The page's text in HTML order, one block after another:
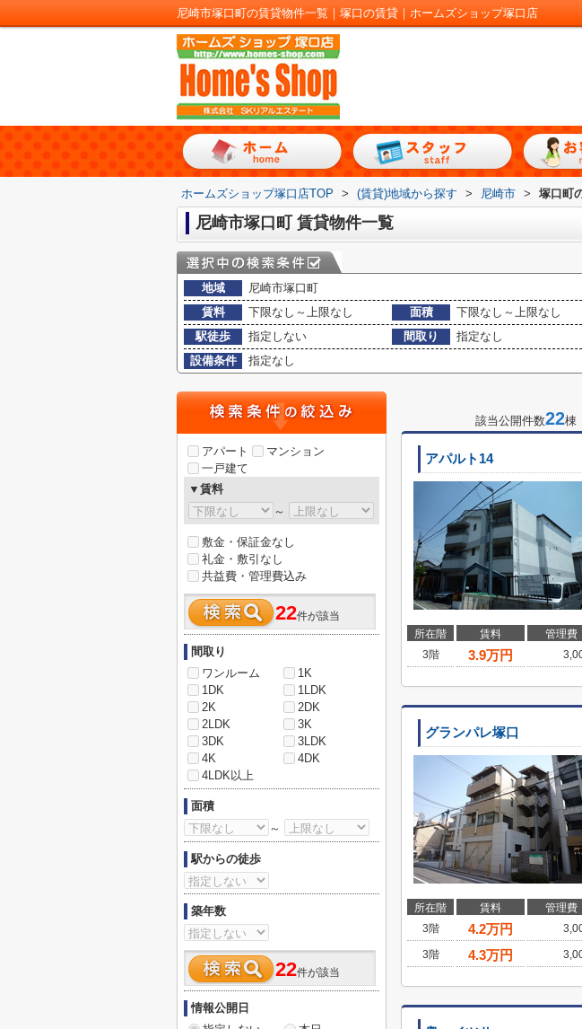
尼崎市塚口町の賃貸物件一覧｜塚口の賃貸｜ホームズショップ塚口店
ホームズショップ塚口店TOP > (賃貸)地域から探す > 尼崎市 > 塚口町
尼崎市塚口町 賃貸物件一覧
地域
尼崎市塚口町
賃料
下限なし～上限なし 面積 下限なし～上限なし
駅徒歩
指定しない 間取り
指定なし
設備条件
指定なし
該当公開件数22棟
アパルト14
所在階 賃料 管理費
3階
3.9万円
グランパレ塚口
所在階 賃料 管理費
3階
4.2万円
3階
4.3万円
アパート
マンション
一戸建て
▼賃料
～
敷金・保証金なし
礼金・敷引なし
共益費・管理費込み
22件が該当
間取り
ワンルーム
1K
1DK
1LDK
2K
2DK
2LDK
3K
3DK
3LDK
4K
4DK
4LDK以上
面積
～
駅からの徒歩
築年数
22件が該当
情報公開日